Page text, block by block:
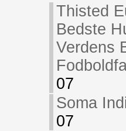
Thisted
Bedste
Verdens
07
Soma
07